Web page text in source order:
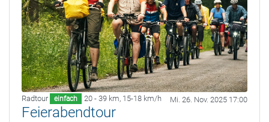
Radtour einfach 20 - 39 km, 15-18 km/h Mi. 26. Nov. 2025 17:00
Feierabendtour